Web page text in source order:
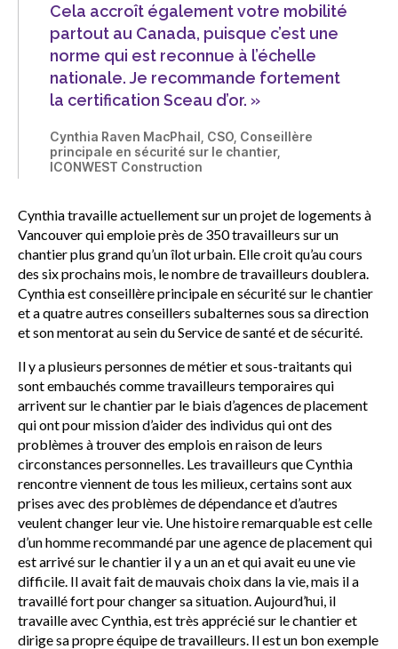
Cela accroît également votre mobilité
partout au Canada, puisque c’est une
norme qui est reconnue à l’échelle
nationale. Je recommande fortement
la certification Sceau d’or. »
Cynthia Raven MacPhail, CSO, Conseillère
principale en sécurité sur le chantier,
ICONWEST Construction
Cynthia travaille actuellement sur un projet de logements à
Vancouver qui emploie près de 350 travailleurs sur un
chantier plus grand qu’un îlot urbain. Elle croit qu’au cours
des six prochains mois, le nombre de travailleurs doublera.
Cynthia est conseillère principale en sécurité sur le chantier
et a quatre autres conseillers subalternes sous sa direction
et son mentorat au sein du Service de santé et de sécurité.
Il y a plusieurs personnes de métier et sous-traitants qui
sont embauchés comme travailleurs temporaires qui
arrivent sur le chantier par le biais d’agences de placement
qui ont pour mission d’aider des individus qui ont des
problèmes à trouver des emplois en raison de leurs
circonstances personnelles. Les travailleurs que Cynthia
rencontre viennent de tous les milieux, certains sont aux
prises avec des problèmes de dépendance et d’autres
veulent changer leur vie. Une histoire remarquable est celle
d’un homme recommandé par une agence de placement qui
est arrivé sur le chantier il y a un an et qui avait eu une vie
difficile. Il avait fait de mauvais choix dans la vie, mais il a
travaillé fort pour changer sa situation. Aujourd’hui, il
travaille avec Cynthia, est très apprécié sur le chantier et
dirige sa propre équipe de travailleurs. Il est un bon exemple